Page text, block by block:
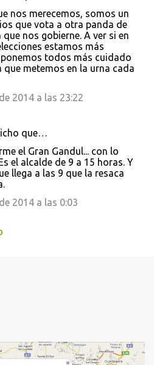
nos merecemos, somos un
que vota a otra panda de
nos gobierne. A ver si en
estamos más
todos más cuidado
que metemos en la urna cada
2014 a las 23:22
que…
el Gran Gandul... con lo
el alcalde de 9 a 15 horas. Y
llega a las 9 que la resaca
2014 a las 0:03